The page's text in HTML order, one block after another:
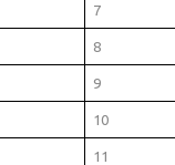
7
8
9
10
11